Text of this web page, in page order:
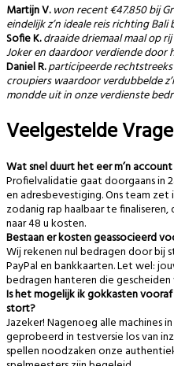
Martijn V. won recent €47.850 bij
eindelijk z’n ideale reis richting
Sofie K.draaide driemaal maal op
Joker en daardoor verdiende door
Daniel R.participeerde
croupiers waardoor verdubbelde
mondde uit in onze verdienste
Veelgestelde
Wat snel duurt het eer m’n
Profielvalidatie gaat doorgaans in
en adresbevestiging. Ons team
zodanig rap haalbaar te
naar 48 u kosten.
Bestaan er kosten geassocieerd
Wij rekenen nul bedragen door bij
PayPal en bankkaarten. Let wel:
bedragen hanteren die
Is het mogelijk ik gokkasten
stort?
Jazeker! Nagenoeg alle machines
geprobeerd in testversie los van
spellen noodzaken onze